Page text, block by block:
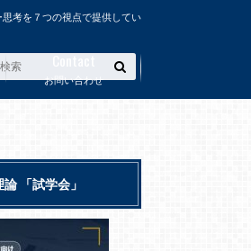
考を７つの視点で提供してい
お問い合わせ
「試学会」